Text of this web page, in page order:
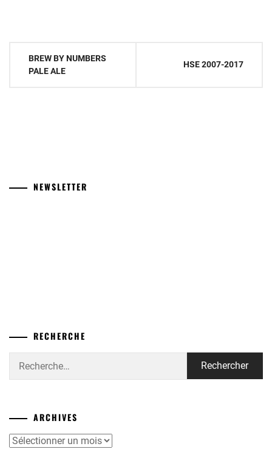
Navigation
BREW BY NUMBERS
PALE ALE
HSE 2007-2017
NEWSLETTER
RECHERCHE
ARCHIVES
Archives